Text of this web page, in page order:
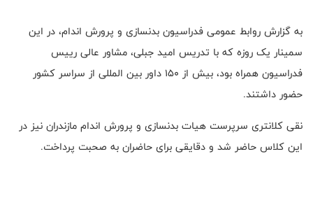
به گزارش روابط عمومی فدراسیون بدنسازی و پرورش اندام، در این
سمینار یک روزه که با تدریس امید جبلی، مشاور عالی رییس
فدراسیون همراه بود، بیش از 150 داور بین المللی از سراسر کشور
حضور داشتند.
نقی کلانتری سرپرست هیات بدنسازی و پرورش اندام مازندران نیز در
این کلاس حاضر شد و دقایقی برای حاضران به صحبت پرداخت.